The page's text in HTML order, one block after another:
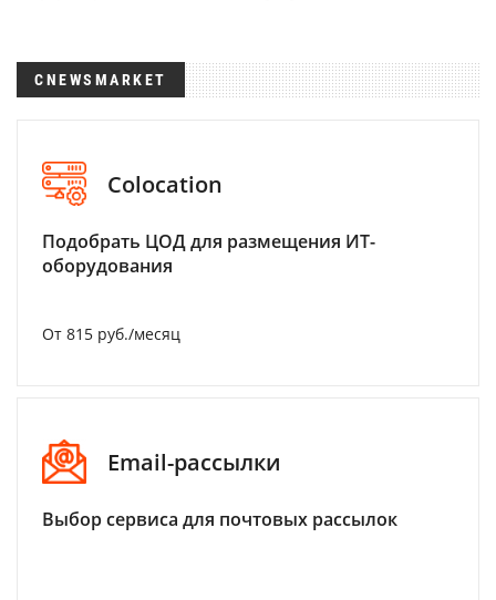
CNEWSMARKET
Colocation
Подобрать ЦОД для размещения ИТ-
оборудования
От 815 руб./месяц
Email-рассылки
Выбор сервиса для почтовых рассылок